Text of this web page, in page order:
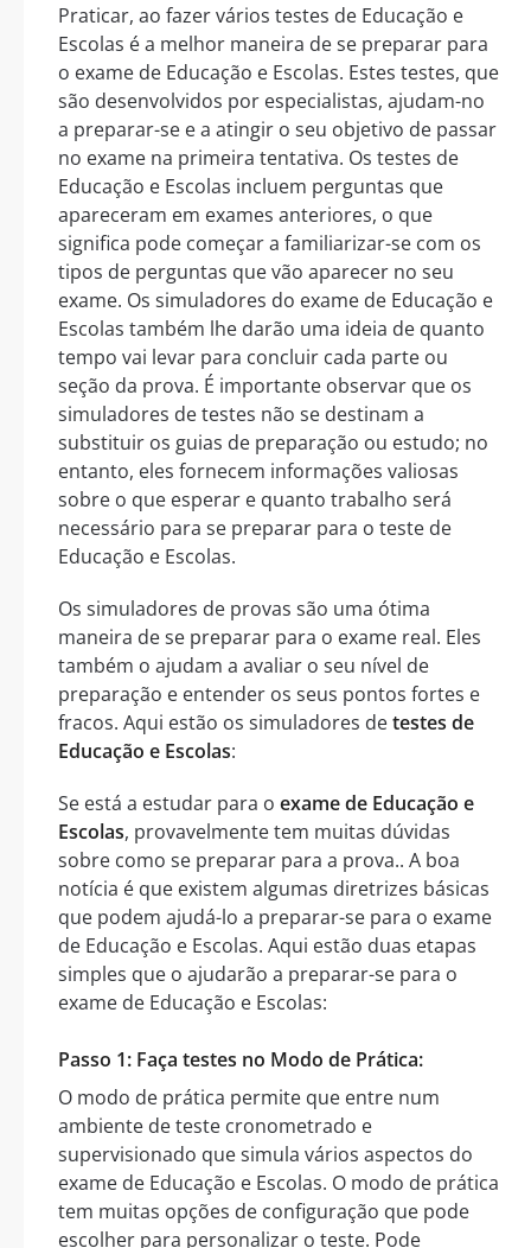
Praticar, ao fazer vários testes de Educação e
Escolas é a melhor maneira de se preparar para
o exame de Educação e Escolas. Estes testes, que
são desenvolvidos por especialistas, ajudam-no
a preparar-se e a atingir o seu objetivo de passar
no exame na primeira tentativa. Os testes de
Educação e Escolas incluem perguntas que
apareceram em exames anteriores, o que
significa pode começar a familiarizar-se com os
tipos de perguntas que vão aparecer no seu
exame. Os simuladores do exame de Educação e
Escolas também lhe darão uma ideia de quanto
tempo vai levar para concluir cada parte ou
seção da prova. É importante observar que os
simuladores de testes não se destinam a
substituir os guias de preparação ou estudo; no
entanto, eles fornecem informações valiosas
sobre o que esperar e quanto trabalho será
necessário para se preparar para o teste de
Educação e Escolas.
Os simuladores de provas são uma ótima
maneira de se preparar para o exame real. Eles
também o ajudam a avaliar o seu nível de
preparação e entender os seus pontos fortes e
fracos. Aqui estão os simuladores detestes de
Educação e Escolas:
Se está a estudar para o exame de Educação e
Escolas, provavelmente tem muitas dúvidas
sobre como se preparar para a prova.. A boa
notícia é que existem algumas diretrizes básicas
que podem ajudá-lo a preparar-se para o exame
de Educação e Escolas. Aqui estão duas etapas
simples que o ajudarão a preparar-se para o
exame de Educação e Escolas:
Passo 1: Faça testes no Modo de Prática:
O modo de prática permite que entre num
ambiente de teste cronometrado e
supervisionado que simula vários aspectos do
exame de Educação e Escolas. O modo de prática
tem muitas opções de configuração que pode
escolher para personalizar o teste. Pode